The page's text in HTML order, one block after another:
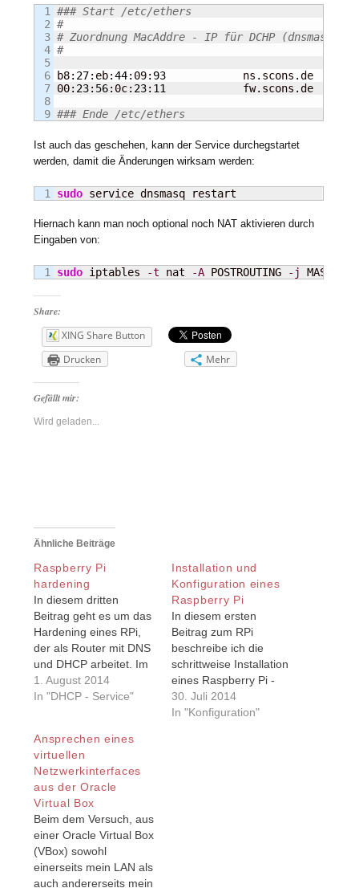
1
2
3
4
5
6
7
8
### Start /etc/ethers
#
# Zuordnung MacAddre - IP für DCHP (dnsmasq)
#
b8: 27:eb:44:09: 93
            ns.scons.de
00: 23: 56:0c: 23: 11
            fw.scons.de
### Ende /etc/ethers
Ist auch das geschehen, kann der Service durchegstartet
werden, damit die Änderungen wirksam werden:
sudo service dnsmasq restart
Hiernach kann man noch optional noch NAT aktivieren durch
Eingaben von:
sudo iptables -t nat -A POSTROUTING -j
Share:
XING Share Button
Drucken
Mehr
Gefällt mir:
Wird geladen...
Ähnliche Beiträge
Raspberry Pi
hardening
In diesem dritten
Beitrag geht es um das
Hardening eines RPi,
der als Router mit DNS
und DHCP arbeitet. Im
ersten Beitrag zum RPi
ging es um die RPi
angeschlossen Monitor
und ohne Tastatur
(headless) sowie ein
paar erste
Konfigurationen. Im
zweiten Beitrag RPi…
1. August 2014
In "DHCP - Service"
Installation und
Konfiguration eines
Raspberry Pi
In diesem ersten
Beitrag zum RPi
beschreibe ich die
schrittweise Installation
eines Raspberry Pi -
ohne angeschlossen
Monitor und ohne
30. Juli 2014
In "Konfiguration"
Ansprechen eines
virtuellen
Netzwerkinterfaces
aus der Oracle
Virtual Box
Beim dem Versuch, aus
einer Oracle Virtual Box
(VBox) sowohl
einerseits mein LAN als
auch andererseits mein